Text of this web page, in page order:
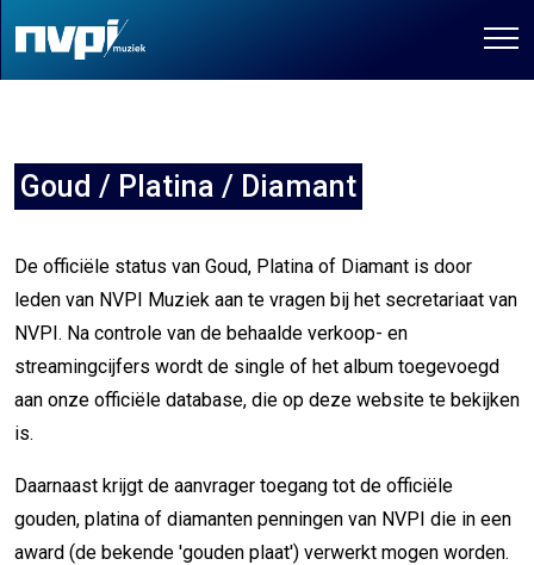
Goud / Platina / Diamant
De officiële status van Goud, Platina of Diamant is door
leden van NVPI Muziek aan te vragen bij het secretariaat van
NVPI. Na controle van de behaalde verkoop- en
streamingcijfers wordt de single of het album toegevoegd
aan onze officiële database, die op deze website te bekijken
is.
Daarnaast krijgt de aanvrager toegang tot de officiële
gouden, platina of diamanten penningen van NVPI die in een
award (de bekende 'gouden plaat') verwerkt mogen worden.